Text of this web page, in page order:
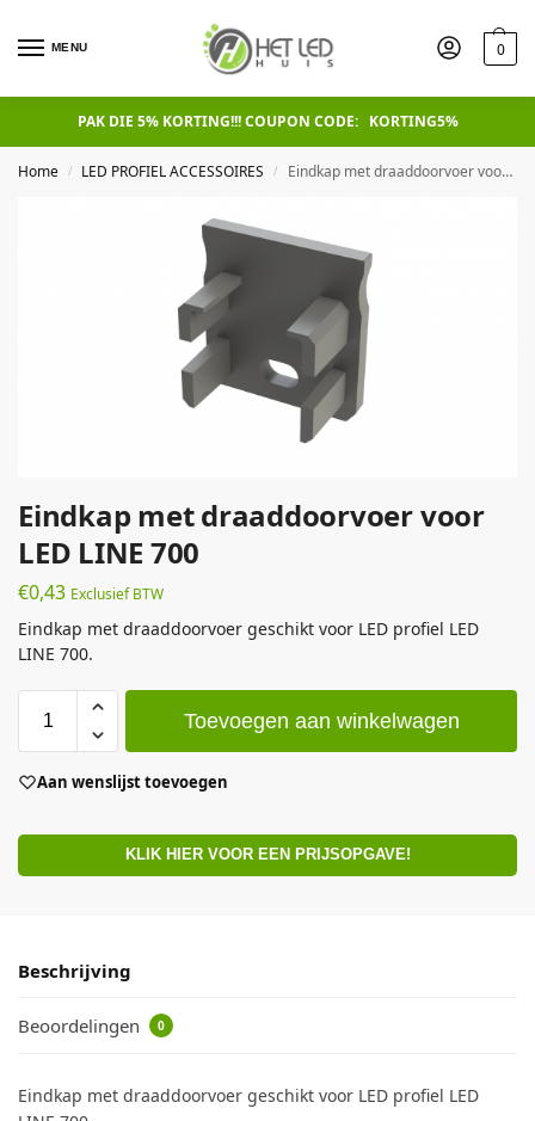
MENU 0
PAK DIE 5% KORTING!!! COUPON CODE: KORTING5%
Home / LED PROFIEL ACCESSOIRES / Eindkap met draaddoorvoer voor LED LINE 700
Eindkap met draaddoorvoer voor
LED LINE 700
€0,43 Exclusief BTW
Eindkap met draaddoorvoer geschikt voor LED profiel LED
LINE 700.
Toevoegen aan winkelwagen
Aan wenslijst toevoegen
KLIK HIER VOOR EEN PRIJSOPGAVE!
Beschrijving
Beoordelingen 0
Eindkap met draaddoorvoer geschikt voor LED profiel LED